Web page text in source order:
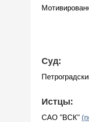
Суд:
Истцы:
САО "ВСК"